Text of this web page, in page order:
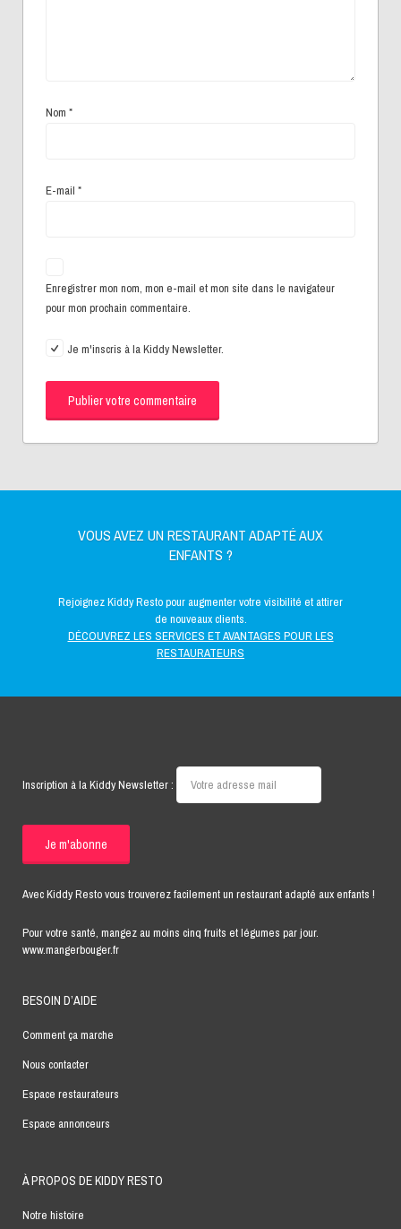
Nom *
E-mail *
Enregistrer mon nom, mon e-mail et mon site dans le navigateur
pour mon prochain commentaire.
Je m'inscris à la Kiddy Newsletter.
VOUS AVEZ UN RESTAURANT ADAPTÉ AUX
ENFANTS ?
Rejoignez Kiddy Resto pour augmenter votre visibilité et attirer
de nouveaux clients.
DÉCOUVREZ LES SERVICES ET AVANTAGES POUR LES
RESTAURATEURS
Inscription à la Kiddy Newsletter :
Avec Kiddy Resto vous trouverez facilement un restaurant adapté aux enfants !
Pour votre santé, mangez au moins cinq fruits et légumes par jour.
www.mangerbouger.fr
BESOIN D’AIDE
Comment ça marche
Nous contacter
Espace restaurateurs
Espace annonceurs
À PROPOS DE KIDDY RESTO
Notre histoire